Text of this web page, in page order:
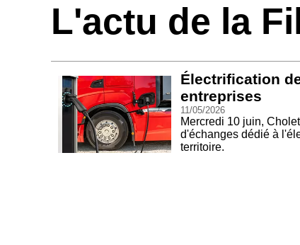
L'actu de la
Électrification
entreprises
11/05/2026
Mercredi 10 juin,
d'échanges dédié à
territoire.